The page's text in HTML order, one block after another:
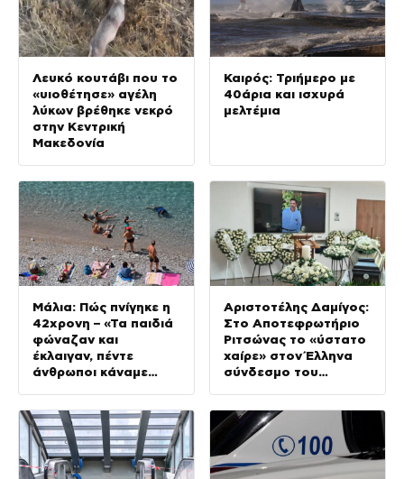
Λευκό κουτάβι που το
«υιοθέτησε» αγέλη
λύκων βρέθηκε νεκρό
στην Κεντρική
Μακεδονία
Καιρός: Τριήμερο με
40άρια και ισχυρά
μελτέμια
Μάλια: Πώς πνίγηκε η
42χρονη – «Τα παιδιά
φώναζαν και
έκλαιγαν, πέντε
άνθρωποι κάναμε
Αριστοτέλης Δαμίγος:
Στο Αποτεφρωτήριο
Ριτσώνας το «ύστατο
χαίρε» στον Έλληνα
σύνδεσμο του